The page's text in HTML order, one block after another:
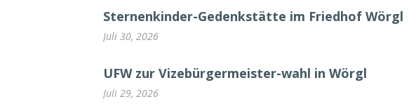
Sternenkinder-Gedenkstätte im Friedhof Wörgl
Juli 30, 2026
UFW zur Vizebürgermeister-wahl in Wörgl
Juli 29, 2026